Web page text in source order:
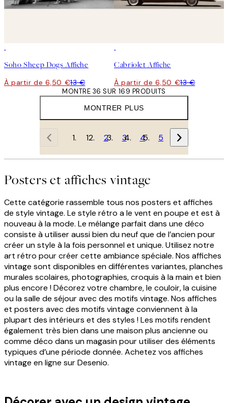
Soho Sheep Dogs Affiche
À partir de 6,50 €13 €
Cabriolet Affiche
À partir de 6,50 €13 €
MONTRER PLUS
MONTRE 36 SUR 169 PRODUITS
1 2 3 4 5
Posters et affiches vintage
Cette catégorie rassemble tous nos posters et affiches
de style vintage. Le style rétro a le vent en poupe et est à
nouveau à la mode. Le mélange parfait dans une déco
consiste à utiliser aussi bien du neuf que de l’ancien pour
créer un style à la fois personnel et unique. Utilisez notre
art rétro pour créer cette ambiance spéciale. Nos affiches
vintage sont disponibles en différentes variantes, planches
murales scolaires, photographies, croquis à la main et bien
plus encore ! Décorez votre chambre, le couloir, la cuisine
ou la salle de séjour avec des motifs vintage. Nos affiches
et posters avec des motifs vintage conviennent à la
plupart des intérieurs et des styles ! Les motifs rendent
également très bien dans une maison plus ancienne ou
comme déco dans un magasin pour utiliser des éléments
typiques d’une période donnée. Achetez vos affiches
vintage en ligne sur Desenio.